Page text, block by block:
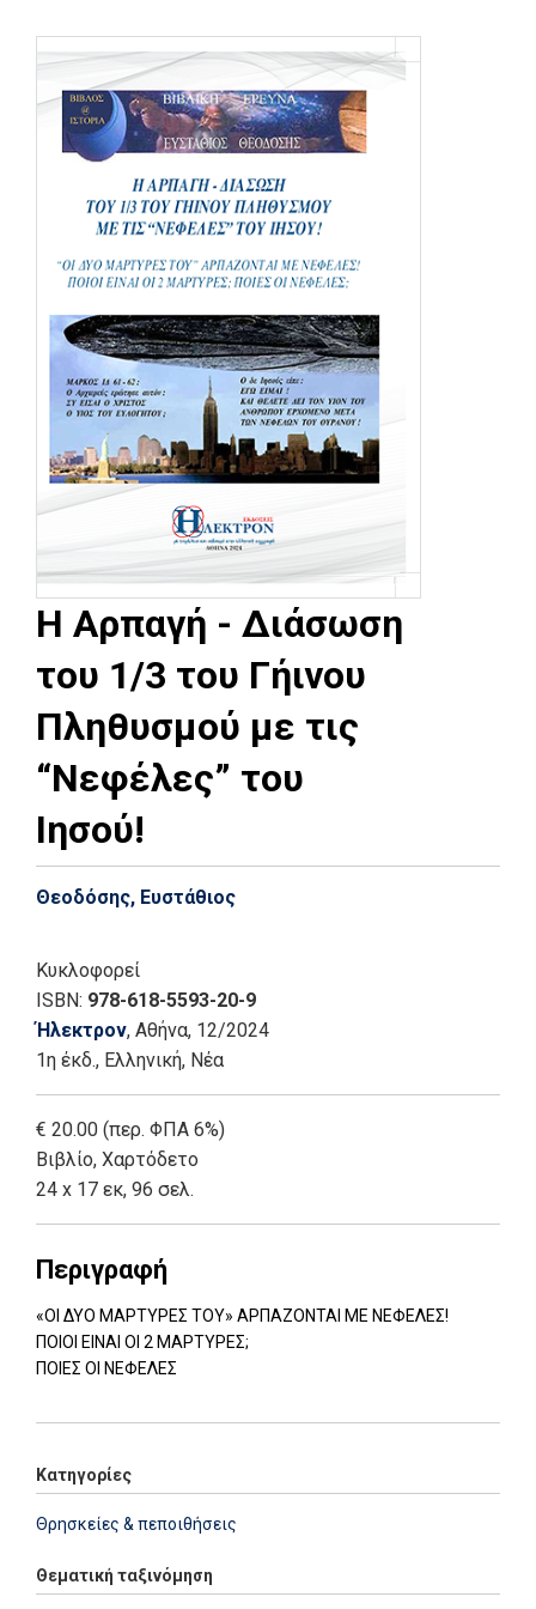
Η Αρπαγή - Διάσωση
του 1/3 του Γήινου
Πληθυσμού με τις
“Νεφέλες” του
Ιησού!
Θεοδόσης, Ευστάθιος
Κυκλοφορεί
ISBN: 978-618-5593-20-9
Ήλεκτρον, Αθήνα, 12/2024
1η έκδ., Ελληνική, Νέα
€ 20.00 (περ. ΦΠΑ 6%)
Βιβλίο, Χαρτόδετο
24 x 17 εκ, 96 σελ.
Περιγραφή
«ΟΙ ΔΥΟ ΜΑΡΤΥΡΕΣ ΤΟΥ» ΑΡΠΑΖΟΝΤΑΙ ΜΕ ΝΕΦΕΛΕΣ!
ΠΟΙΟΙ ΕΙΝΑΙ ΟΙ 2 ΜΑΡΤΥΡΕΣ;
ΠΟΙΕΣ ΟΙ ΝΕΦΕΛΕΣ
Κατηγορίες
Θρησκείες & πεποιθήσεις
Θεματική ταξινόμηση